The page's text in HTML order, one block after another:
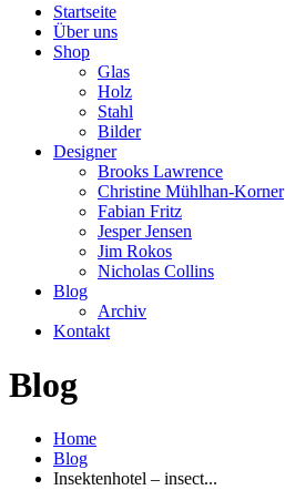
Startseite
Über uns
Shop
Glas
Holz
Stahl
Bilder
Designer
Brooks Lawrence
Christine Mühlhan-Korner
Fabian Fritz
Jesper Jensen
Jim Rokos
Nicholas Collins
Blog
Archiv
Kontakt
Blog
Home
Blog
Insektenhotel – insect...